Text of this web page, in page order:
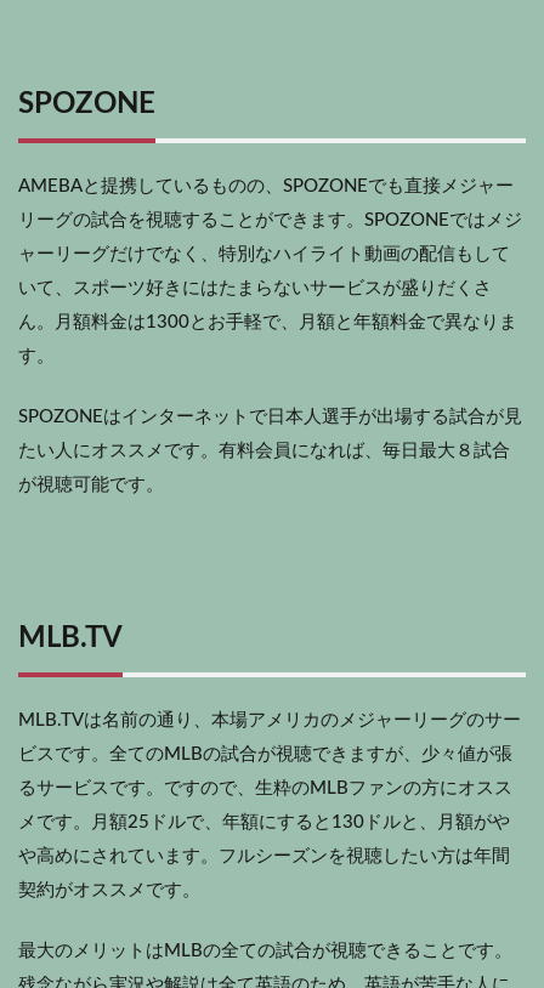
SPOZONE
AMEBAと提携しているものの、SPOZONEでも直接メジャー
リーグの試合を視聴することができます。SPOZONEではメジ
ャーリーグだけでなく、特別なハイライト動画の配信もして
いて、スポーツ好きにはたまらないサービスが盛りだくさ
ん。月額料金は1300とお手軽で、月額と年額料金で異なりま
す。
SPOZONEはインターネットで日本人選手が出場する試合が見
たい人にオススメです。有料会員になれば、毎日最大８試合
が視聴可能です。
MLB.TV
MLB.TVは名前の通り、本場アメリカのメジャーリーグのサー
ビスです。全てのMLBの試合が視聴できますが、少々値が張
るサービスです。ですので、生粋のMLBファンの方にオスス
メです。月額25ドルで、年額にすると130ドルと、月額がや
や高めにされています。フルシーズンを視聴したい方は年間
契約がオススメです。
最大のメリットはMLBの全ての試合が視聴できることです。
残念ながら実況や解説は全て英語のため、英語が苦手な人に